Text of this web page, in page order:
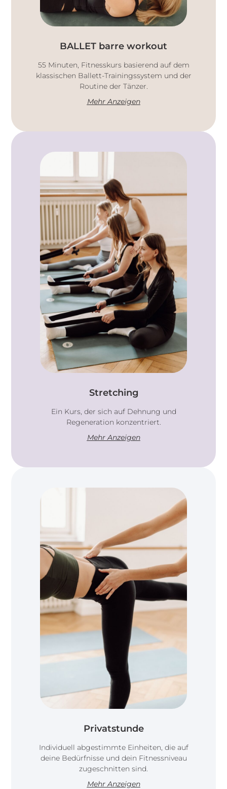
BALLET barre workout
55 Minuten, Fitnesskurs basierend auf dem
klassischen Ballett-Trainingssystem und der
Routine der Tänzer.
Mehr Anzeigen
Stretching
Ein Kurs, der sich auf Dehnung und
Regeneration konzentriert.
Mehr Anzeigen
Privatstunde
Individuell abgestimmte Einheiten, die auf
deine Bedürfnisse und dein Fitnessniveau
zugeschnitten sind.
Mehr Anzeigen